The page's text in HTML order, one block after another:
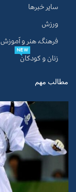
سایر خبرها
ورزش
فرهنگ، هنر و آموزش
زنان و کودکان
NEW
مطالب مهم